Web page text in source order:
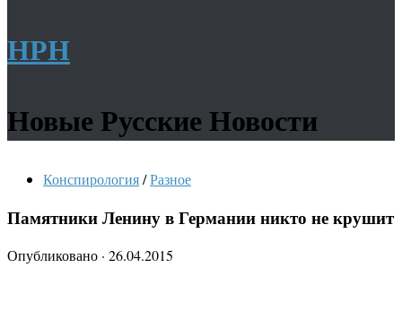
НРН
Новые Русские Новости
Конспирология/Разное
Памятники Ленину в Германии никто не крушит
Опубликовано · 26.04.2015